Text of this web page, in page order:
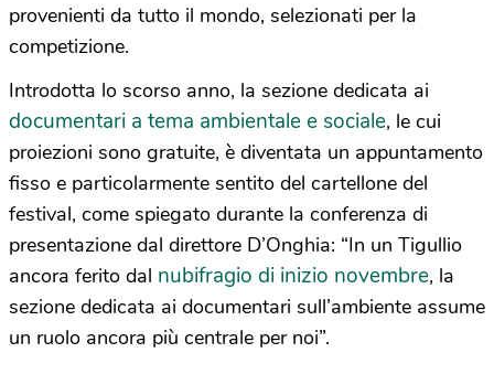
provenienti da tutto il mondo, selezionati per la
competizione.
Introdotta lo scorso anno, la sezione dedicata ai
documentari a tema ambientale e sociale, le cui
proiezioni sono gratuite, è diventata un appuntamento
fisso e particolarmente sentito del cartellone del
festival, come spiegato durante la conferenza di
presentazione dal direttore D’Onghia: “In un Tigullio
ancora ferito dal nubifragio di inizio novembre, la
sezione dedicata ai documentari sull’ambiente assume
un ruolo ancora più centrale per noi”.